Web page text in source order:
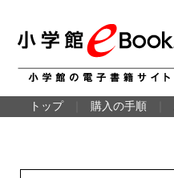
トップ 購入の手順